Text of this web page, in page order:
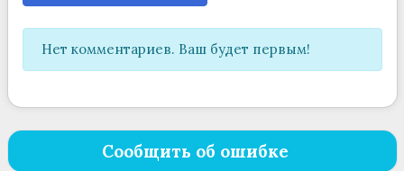
Нет комментариев. Ваш будет первым!
Сообщить об ошибке